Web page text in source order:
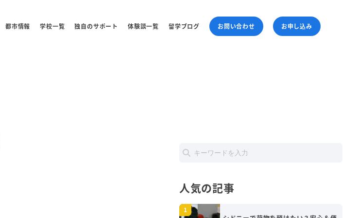
都市情報 学校一覧 独自のサポート 体験談一覧 留学ブログ お問い合わせ お申し込み
人気の記事